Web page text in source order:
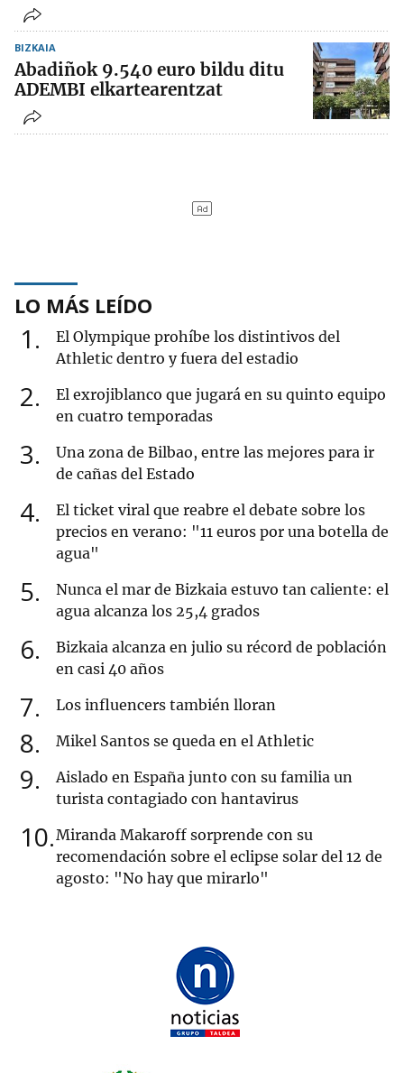
BIZKAIA
Abadiñok 9.540 euro bildu ditu
ADEMBI elkartearentzat
LO MÁS LEÍDO
1
El Olympique prohíbe los distintivos del
Athletic dentro y fuera del estadio
2
El exrojiblanco que jugará en su quinto equipo
en cuatro temporadas
3
Una zona de Bilbao, entre las mejores para ir
de cañas del Estado
4
El ticket viral que reabre el debate sobre los
precios en verano: "11 euros por una botella de
agua"
5
Nunca el mar de Bizkaia estuvo tan caliente: el
agua alcanza los 25,4 grados
6
Bizkaia alcanza en julio su récord de población
en casi 40 años
7 Los influencers también lloran
8 Mikel Santos se queda en el Athletic
9
Aislado en España junto con su familia un
turista contagiado con hantavirus
10 Miranda Makaroff sorprende con su
recomendación sobre el eclipse solar del 12 de
agosto: "No hay que mirarlo"